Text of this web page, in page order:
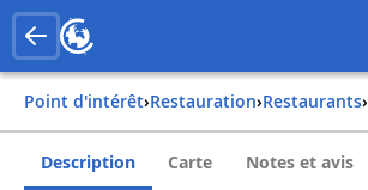
Point d'intérêt› Restauration› Restaurants›
Description Carte Notes et avis